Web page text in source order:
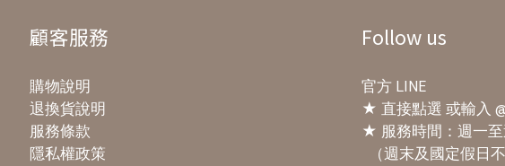
顧客服務
購物說明
退換貨說明
服務條款
隱私權政策
Follow us
官方 LINE
★ 直接點選 或輸入
★ 服務時間：週一至
（週末及國定假日